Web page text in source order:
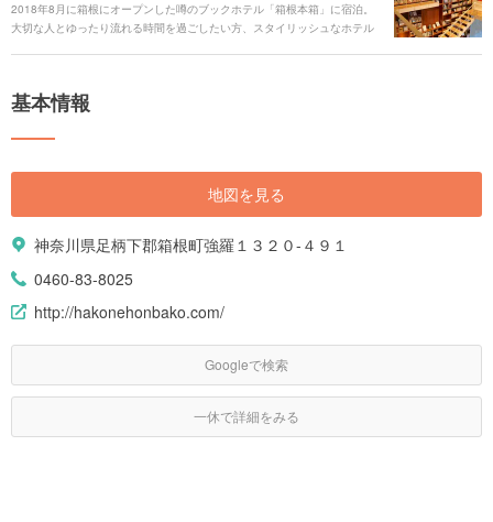
2018年8月に箱根にオープンした噂のブックホテル「箱根本箱」に宿泊。
大切な人とゆったり流れる時間を過ごしたい方、スタイリッシュなホテル
基本情報
地図を見る
神奈川県足柄下郡箱根町強羅１３２０-４９１
0460-83-8025
http://hakonehonbako.com/
Googleで検索
一休で詳細をみる